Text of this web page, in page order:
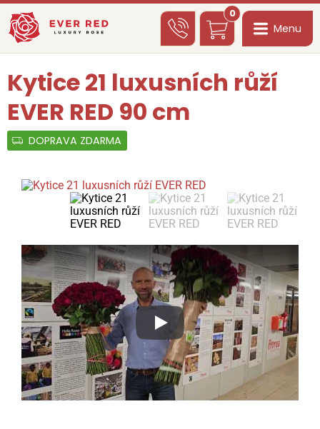
0
Menu
Kytice 21 luxusních růží
EVER RED 90 cm
DOPRAVA ZDARMA
Play